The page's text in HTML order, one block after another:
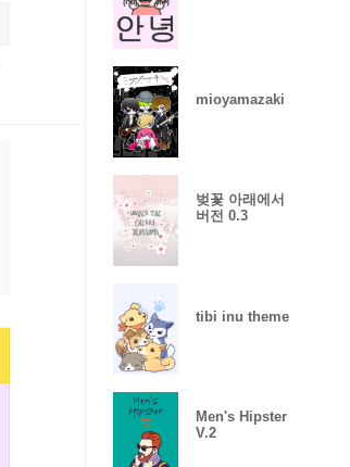
mioyamazaki
벚꽃 아래에서
버전 0.3
tibi inu theme
Men's Hipster
V.2